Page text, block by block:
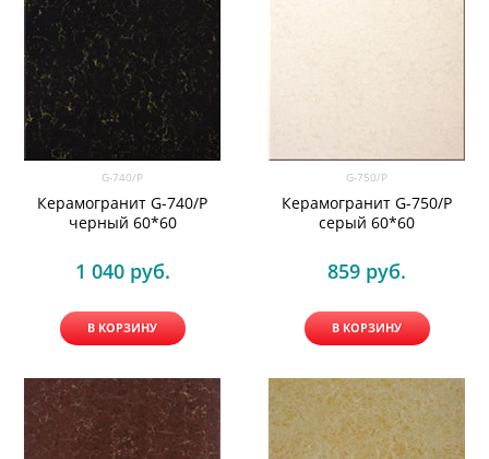
G-740/P
Керамогранит G-740/P
черный 60*60
1 040 руб.
В КОРЗИНУ
G-750/P
Керамогранит G-750/P
серый 60*60
859 руб.
В КОРЗИНУ